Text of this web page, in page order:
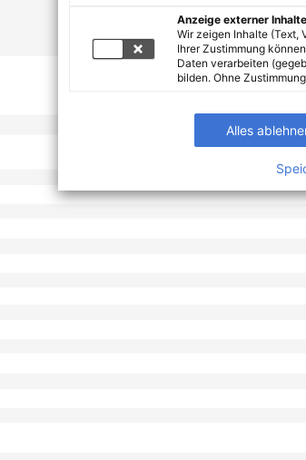
Anzeige externer Inhalte
Wir zeigen Inhalte (Text,
Ihrer Zustimmung
Daten verarbeiten
bilden. Ohne
Alles